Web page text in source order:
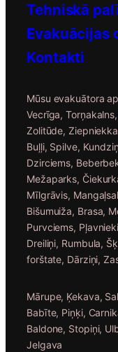
Tehniskā
Evakuācijas
Kontakti
Mūsu evakuātora
Vecrīga,
Zolitūde,
Buļļi, Spilve,
Dzirciems,
Mežaparks,
Mīlgrāvis,
Bišumuiža, Brasa,
Purvciems,
Dreiliņi, Rumbula,
forštate, Dārziņi,
Mārupe, Ķekava,
Babīte, Piņķi,
Baldone, Stopiņi,
Jelgava